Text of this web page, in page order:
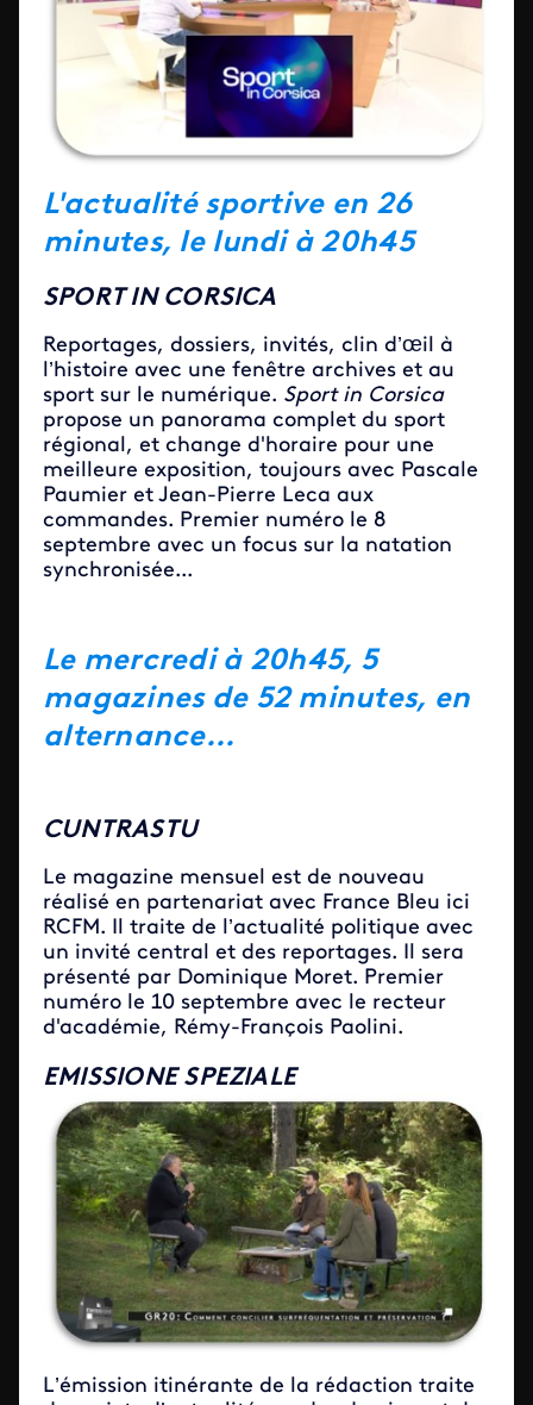
L'actualité sportive en 26
minutes, le lundi à 20h45
SPORT IN CORSICA
Reportages, dossiers, invités, clin d’œil à
l’histoire avec une fenêtre archives et au
sport sur le numérique. Sport in Corsica
propose un panorama complet du sport
régional, et change d'horaire pour une
meilleure exposition, toujours avec Pascale
Paumier et Jean-Pierre Leca aux
commandes. Premier numéro le 8
septembre avec un focus sur la natation
synchronisée...
Le mercredi à 20h45, 5
magazines de 52 minutes, en
alternance...
CUNTRASTU
Le magazine mensuel est de nouveau
réalisé en partenariat avec France Bleu ici
RCFM. Il traite de l’actualité politique avec
un invité central et des reportages. Il sera
présenté par Dominique Moret. Premier
numéro le 10 septembre avec le recteur
d'académie, Rémy-François Paolini.
EMISSIONE SPEZIALE
L’émission itinérante de la rédaction traite